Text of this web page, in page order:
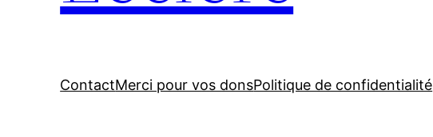
ContactMerci pour vos donsPolitique de confidentialité